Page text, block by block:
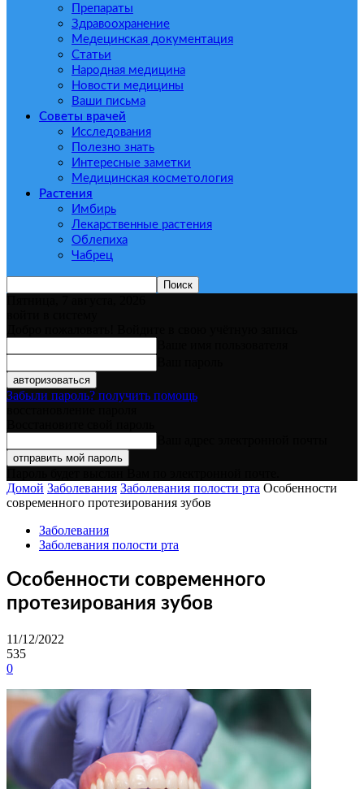
Препараты
Здравоохранение
Медецинская документация
Статьи
Народная медицина
Новости медицины
Ваши письма
Советы врачей
Исследования
Полезно знать
Интересные заметки
Медицинская косметология
Растения
Имбирь
Лекарственные растения
Облепиха
Чабрец
Забыли пароль? получить помощь
Домой Заболевания Заболевания полости рта Особенности
современного протезирования зубов
Заболевания
Заболевания полости рта
Особенности современного
протезирования зубов
11/12/2022
535
0